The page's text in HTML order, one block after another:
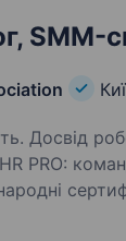
SMM-
Досвід
PRO: